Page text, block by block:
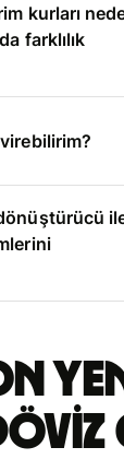
kurları
farklılık